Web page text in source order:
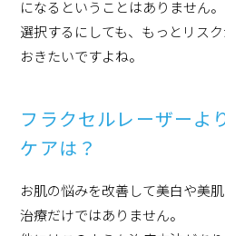
になるということはありません。
選択するにしても、もっとリス
おきたいですよね。
フラクセルレーザーよ
ケアは？
お肌の悩みを改善して美白や美
治療だけではありません。